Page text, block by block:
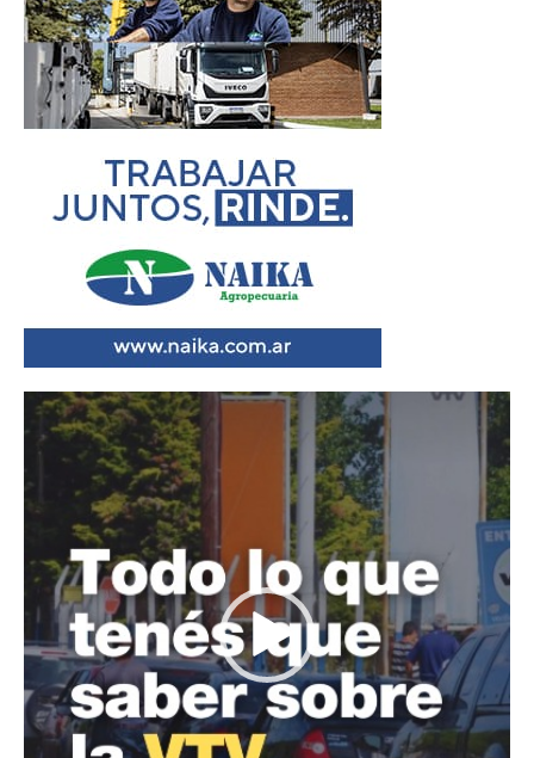
Reproductor
de
vídeo